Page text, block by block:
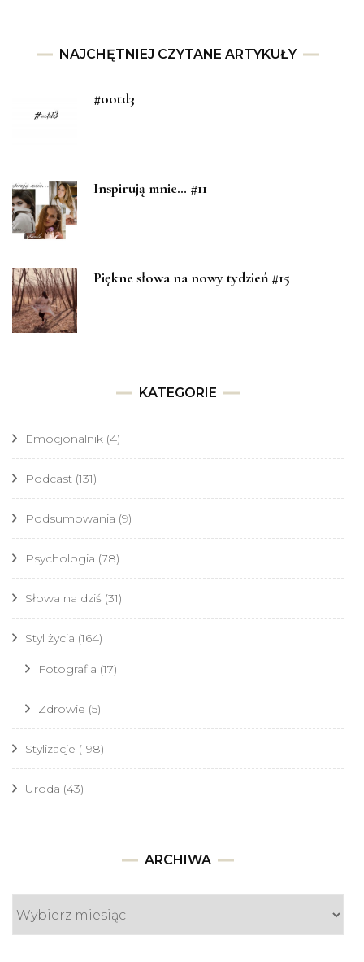
NAJCHĘTNIEJ CZYTANE ARTYKUŁY
#ootd3
Inspirują mnie… #11
Piękne słowa na nowy tydzień #15
KATEGORIE
Emocjonalnik (4)
Podcast (131)
Podsumowania (9)
Psychologia (78)
Słowa na dziś (31)
Styl życia (164)
Fotografia (17)
Zdrowie (5)
Stylizacje (198)
Uroda (43)
ARCHIWA
Archiwa